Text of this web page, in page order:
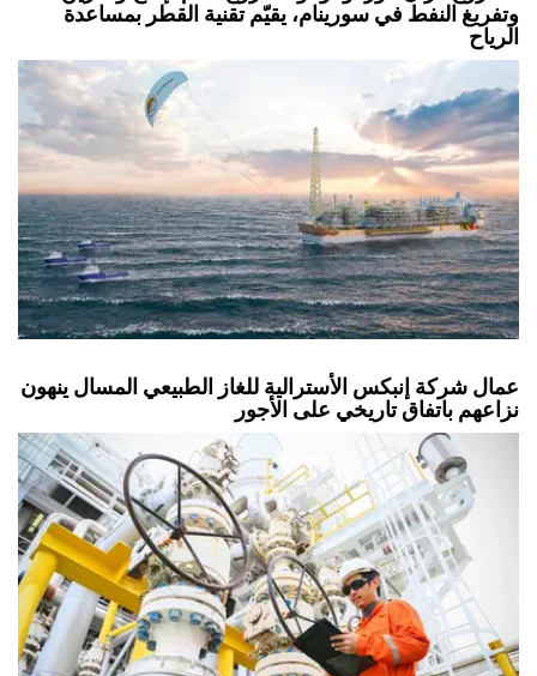
مشروع غران مورغو، وهو مشروع عائم لإنتاج وتخزين
وتفريغ النفط في سورينام، يقيّم تقنية القطر بمساعدة
الرياح
عمال شركة إنبكس الأسترالية للغاز الطبيعي المسال ينهون
نزاعهم باتفاق تاريخي على الأجور